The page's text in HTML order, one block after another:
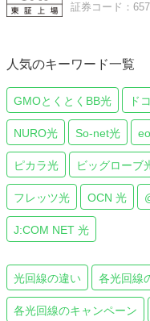
証券コード：
人気のキーワード一覧
GMOとくとくBB光 ド
NURO光 So-net光
ピカラ光 ビッグローブ
フレッツ光 OCN 光
J:COM NET 光
光回線の違い 各光回線
各光回線のキャンペーン